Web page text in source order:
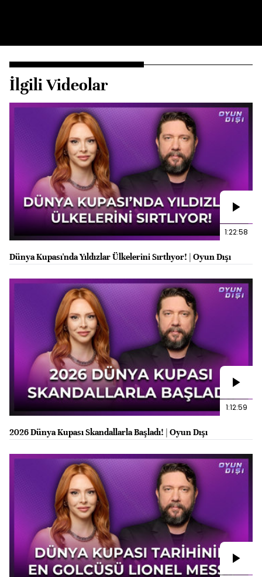
İlgili Videolar
1:22:58
Dünya Kupası'nda Yıldızlar Ülkelerini Sırtlıyor! | Oyun Dışı
1:12:59
2026 Dünya Kupası Skandallarla Başladı! | Oyun Dışı